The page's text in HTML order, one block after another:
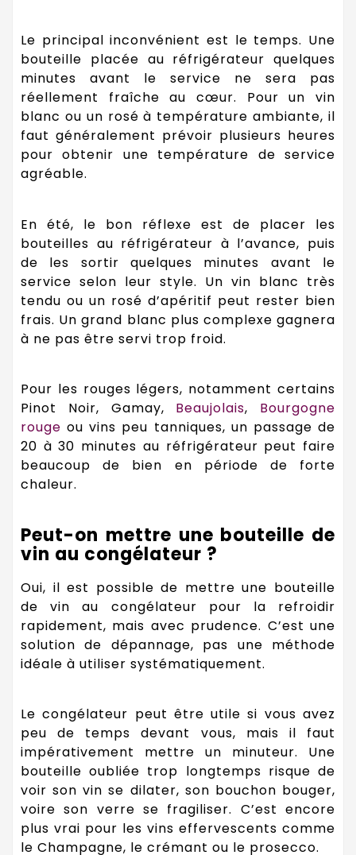
Le principal inconvénient est le temps. Une
bouteille placée au réfrigérateur quelques
minutes avant le service ne sera pas
réellement fraîche au cœur. Pour un vin
blanc ou un rosé à température ambiante, il
faut généralement prévoir plusieurs heures
pour obtenir une température de service
agréable.
En été, le bon réflexe est de placer les
bouteilles au réfrigérateur à l’avance, puis
de les sortir quelques minutes avant le
service selon leur style. Un vin blanc très
tendu ou un rosé d’apéritif peut rester bien
frais. Un grand blanc plus complexe gagnera
à ne pas être servi trop froid.
Pour les rouges légers, notamment certains
Pinot Noir, Gamay, Beaujolais, Bourgogne
rouge ou vins peu tanniques, un passage de
20 à 30 minutes au réfrigérateur peut faire
beaucoup de bien en période de forte
chaleur.
Peut-on mettre une bouteille de
vin au congélateur ?
Oui, il est possible de mettre une bouteille
de vin au congélateur pour la refroidir
rapidement, mais avec prudence. C’est une
solution de dépannage, pas une méthode
idéale à utiliser systématiquement.
Le congélateur peut être utile si vous avez
peu de temps devant vous, mais il faut
impérativement mettre un minuteur. Une
bouteille oubliée trop longtemps risque de
voir son vin se dilater, son bouchon bouger,
voire son verre se fragiliser. C’est encore
plus vrai pour les vins effervescents comme
le Champagne, le crémant ou le prosecco.